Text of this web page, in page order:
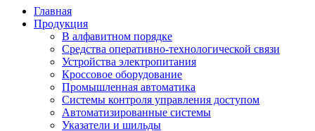
Главная
Продукция
В алфавитном порядке
Средства оперативно-технологической связи
Устройства электропитания
Кроссовое оборудование
Промышленная автоматика
Системы контроля управления доступом
Автоматизированные системы
Указатели и шильды